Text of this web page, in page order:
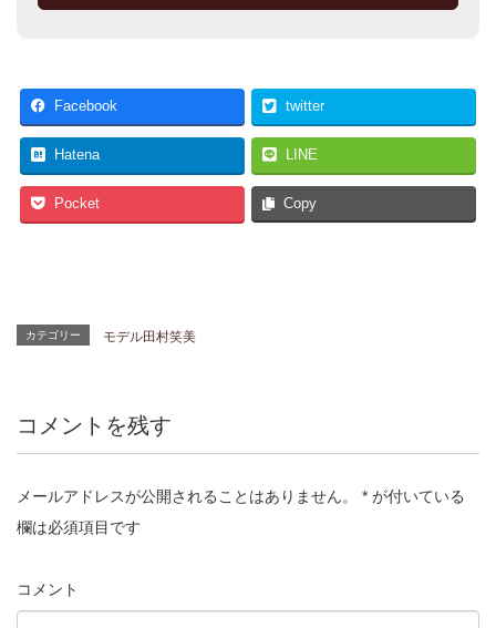
Facebook twitter
Hatena LINE
Pocket Copy
カテゴリー モデル田村笑美
コメントを残す
メールアドレスが公開されることはありません。 * が付いている
欄は必須項目です
コメント